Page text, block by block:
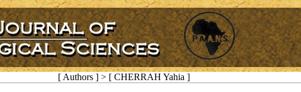
[ Authors ] > [ CHERRAH Yahia ]